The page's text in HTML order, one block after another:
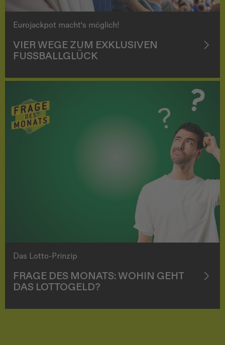
Eurojackpot macht's möglich!
VIER WEGE ZUM EXKLUSIVEN
FUSSBALLGLÜCK
Das Lotto-Prinzip
FRAGE DES MONATS: WOHIN GEHT
DAS LOTTOGELD?